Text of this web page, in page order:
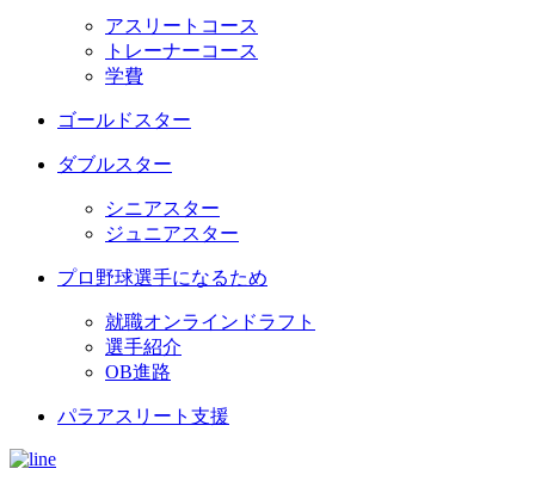
アスリートコース
トレーナーコース
学費
ゴールドスター
ダブルスター
シニアスター
ジュニアスター
プロ野球選手になるため
就職オンラインドラフト
選手紹介
OB進路
パラアスリート支援